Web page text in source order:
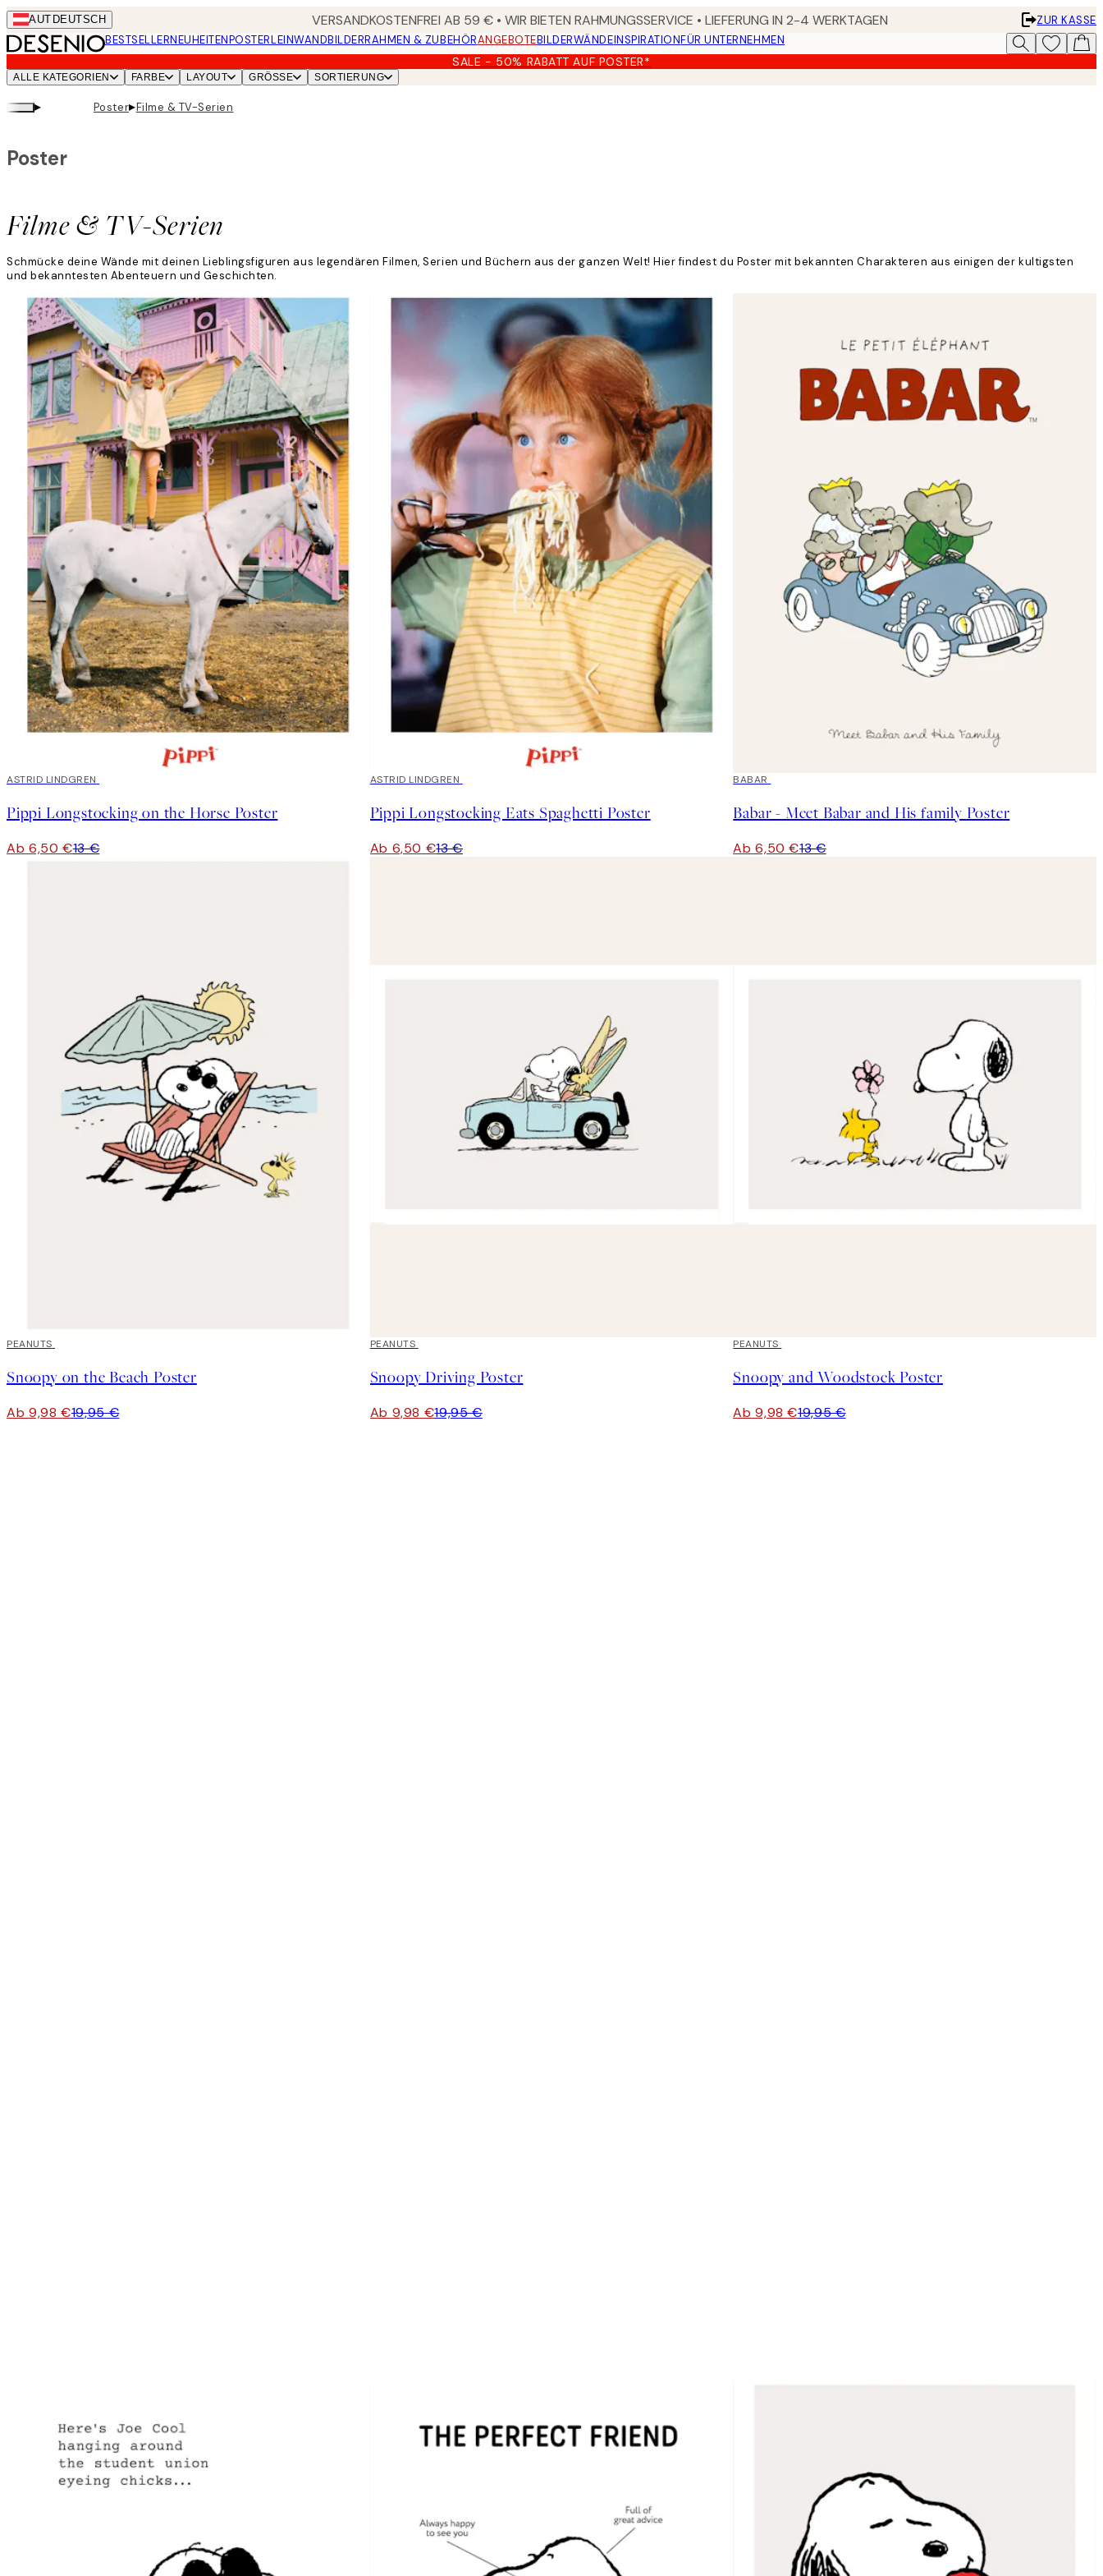
Skip
to
main
content.
AUT DEUTSCH VERSANDKOSTENFREI AB 59 € • WIR BIETEN RAHMUNGSSERVICE • LIEFERUNG IN 2-4 WERKTAGEN
ZUR KASSE
BESTSELLERNEUHEITENPOSTERLEINWANDBILDERRAHMEN & ZUBEHÖRANGEBOTEBILDERWÄNDEINSPIRATIONFÜR UNTERNEHMEN
SALE - 50% RABATT AUF POSTER*
ALLE KATEGORIEN FARBE LAYOUT GRÖSSE SORTIERUNG
▸ Poster▸Filme & TV-Serien
Filme & TV-Serien
Poster
Schmücke deine Wände mit deinen Lieblingsfiguren aus legendären Filmen, Serien und Büchern aus der ganzen Welt! Hier findest du Poster mit bekannten Charakteren aus einigen der kultigsten
und bekanntesten Abenteuern und Geschichten.
50%*
ASTRID LINDGREN
Pippi Longstocking on the Horse Poster
Ab 6,50 €13 €
50%*
ASTRID LINDGREN
Pippi Longstocking Eats Spaghetti Poster
Ab 6,50 €13 €
50%*
BABAR
Babar - Meet Babar and His family Poster
Ab 6,50 €13 €
50%*
PEANUTS
Snoopy on the Beach Poster
Ab 9,98 €19,95 €
50%*
PEANUTS
Snoopy Driving Poster
Ab 9,98 €19,95 €
50%*
PEANUTS
Snoopy and Woodstock Poster
Ab 9,98 €19,95 €